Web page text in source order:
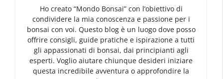
Ho creato “Mondo Bonsai” con l’obiettivo di
condividere la mia conoscenza e passione per i
bonsai con voi. Questo blog è un luogo dove posso
offrire consigli, guide pratiche e ispirazione a tutti
gli appassionati di bonsai, dai principianti agli
esperti. Voglio aiutare chiunque desideri iniziare
questa incredibile avventura o approfondire la